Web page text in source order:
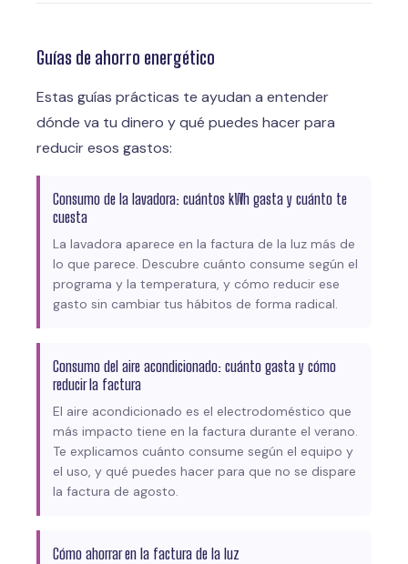
Guías de ahorro energético
Estas guías prácticas te ayudan a entender
dónde va tu dinero y qué puedes hacer para
reducir esos gastos:
Consumo de la lavadora: cuántos kWh gasta y cuánto te
cuesta
La lavadora aparece en la factura de la luz más de
lo que parece. Descubre cuánto consume según el
programa y la temperatura, y cómo reducir ese
gasto sin cambiar tus hábitos de forma radical.
Consumo del aire acondicionado: cuánto gasta y cómo
reducir la factura
El aire acondicionado es el electrodoméstico que
más impacto tiene en la factura durante el verano.
Te explicamos cuánto consume según el equipo y
el uso, y qué puedes hacer para que no se dispare
la factura de agosto.
Cómo ahorrar en la factura de la luz